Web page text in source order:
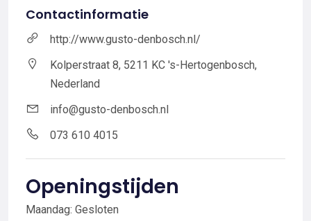
Contactinformatie
http://www.gusto-denbosch.nl/
Kolperstraat 8, 5211 KC 's-Hertogenbosch,
Nederland
info@gusto-denbosch.nl
073 610 4015
Openingstijden
Maandag: Gesloten